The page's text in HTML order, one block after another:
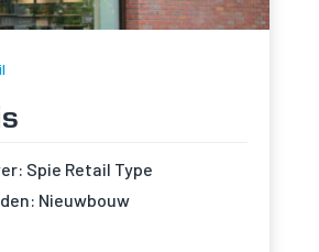
Spie Retail Type
Nieuwbouw